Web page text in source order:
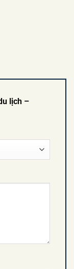
lịch –